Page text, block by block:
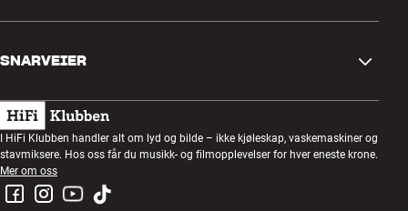
Retur og reklamasjon
Angre på bestilling
Handelsbetingelser
Personvernpolicy
Om oss
Kundeklubb
Lyttekveld
Konkurranser
Jobb i HiFi Klubben
SNARVEIER
Gavekort
Bygg med lyd
Montering og installasjon
I HiFi Klubben handler alt om lyd og bilde – ikke kjøleskap, vaskemaskiner og
stavmiksere. Hos oss får du musikk- og filmopplevelser for hver eneste krone.
Mer om oss